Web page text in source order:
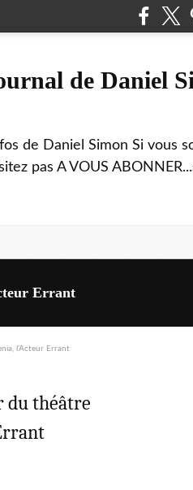
de Daniel
de Daniel Simon Si vous
pas A VOUS
Errant
du théâtre